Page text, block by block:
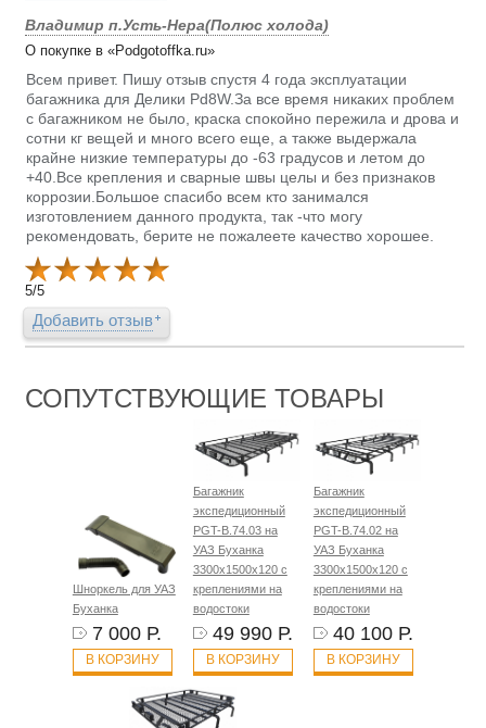
Владимир п.Усть-Нера(Полюс холода)
О покупке в «Podgotoffka.ru»
Всем привет. Пишу отзыв спустя 4 года эксплуатации
багажника для Делики Pd8W.За все время никаких проблем
с багажником не было, краска спокойно пережила и дрова и
сотни кг вещей и много всего еще, а также выдержала
крайне низкие температуры до -63 градусов и летом до
+40.Все крепления и сварные швы целы и без признаков
коррозии.Большое спасибо всем кто занимался
изготовлением данного продукта, так -что могу
рекомендовать, берите не пожалеете качество хорошее.
5/5
Добавить отзыв
СОПУТСТВУЮЩИЕ ТОВАРЫ
Шноркель для УАЗ
Буханка
7 000 Р.
В КОРЗИНУ
Багажник
экспедиционный
PGT-B.74.03 на
УАЗ Буханка
3300х1500х120 с
креплениями на
водостоки
49 990 Р.
В КОРЗИНУ
Багажник
экспедиционный
PGT-B.74.02 на
УАЗ Буханка
3300х1500х120 с
креплениями на
водостоки
40 100 Р.
В КОРЗИНУ